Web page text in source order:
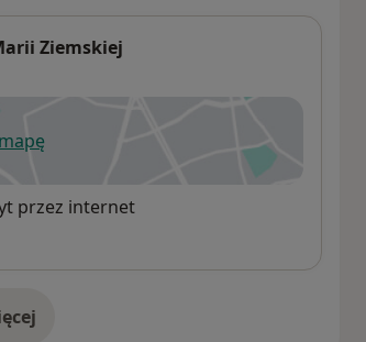
Ziemskiej
się w nowej karcie
przez internet